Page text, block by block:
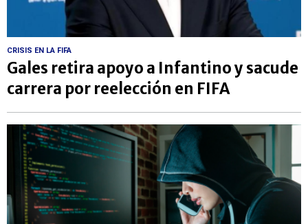
CRISIS EN LA FIFA
Gales retira apoyo a Infantino y sacude
carrera por reelección en FIFA